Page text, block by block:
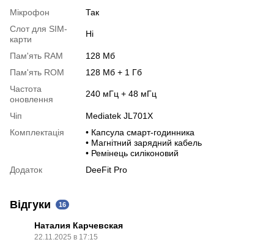
Мікрофон
Так
Слот для SIM-
карти
Нi
Пам'ять RAM
128 Мб
Пам'ять RОM
128 Мб + 1 Гб
Частота
оновлення
240 мГц + 48 мГц
Чіп
Mediatek JL701X
Комплектація
• Капсула смарт-годинника
• Магнітний зарядний кабель
• Ремінець силіконовий
Додаток
DeeFit Pro
Відгуки 16
Наталия Карчевская
22.11.2025 в 17:15